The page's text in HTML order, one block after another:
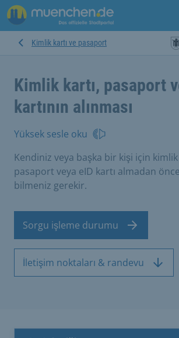
Kimlik kartı ve pasaport
Kimlik kartı, pasaport
kartının alınması
Yüksek sesle oku
Kendiniz veya başka bir kişi için kimlik
pasaport veya eID kartı almadan
bilmeniz gerekir.
Sorgu işleme durumu
İletişim noktaları & randevu